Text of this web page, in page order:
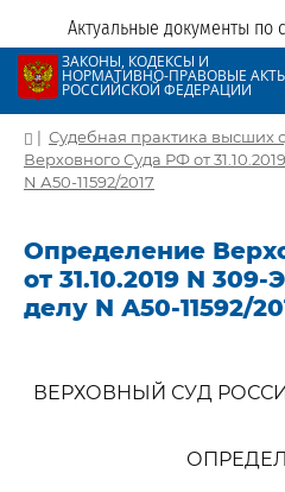
Актуальные документы по
ЗАКОНЫ, КОДЕКСЫ И
НОРМАТИВНО-ПРАВОВЫЕ
РОССИЙСКОЙ ФЕДЕРАЦИИ
| Судебная практика высших
Верховного Суда РФ от
N А50-11592/2017
Определение
от 31.10.2019 N 309-
делу N А50-11592/
ВЕРХОВНЫЙ СУД